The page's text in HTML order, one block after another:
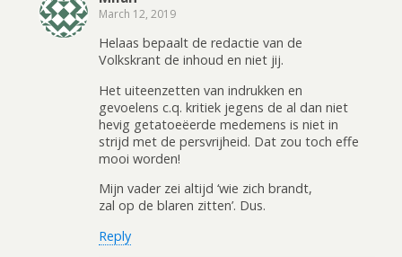
March 12, 2019
Helaas bepaalt de redactie van de
Volkskrant de inhoud en niet jij.
Het uiteenzetten van indrukken en
gevoelens c.q. kritiek jegens de al dan niet
hevig getatoeëerde medemens is niet in
strijd met de persvrijheid. Dat zou toch effe
mooi worden!
Mijn vader zei altijd ‘wie zich brandt,
zal op de blaren zitten’. Dus.
Reply